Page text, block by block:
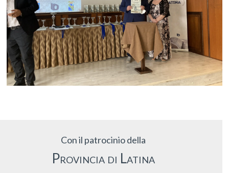
Con il patrocinio della
Provincia di Latina